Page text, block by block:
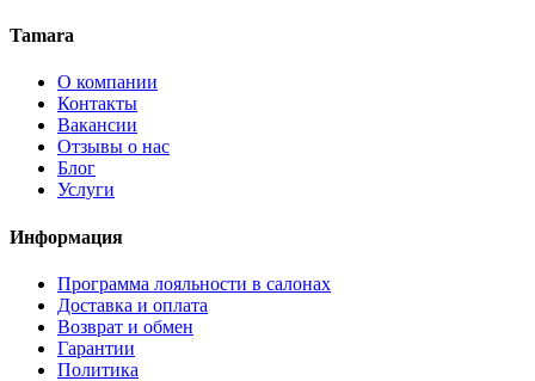
Tamara
О компании
Контакты
Вакансии
Отзывы о нас
Блог
Услуги
Информация
Программа лояльности в салонах
Доставка и оплата
Возврат и обмен
Гарантии
Политика